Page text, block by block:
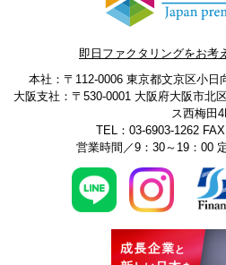
即日ファクタリングをお考
本社：〒112-0006 東京都文京区小日
大阪支社：〒530-0001 大阪府大阪市北
ス西梅田
TEL：03-6903-1262FAX
営業時間／9：30～19：00